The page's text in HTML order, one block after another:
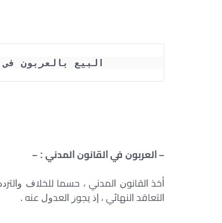
البيع بالعربون فى
– ﺍﻟﻌﺮﺑﻮﻥ ﻓﻲ ﺍﻟﻘﺎﻧﻮﻥ ﺍﻟﻤﺪﻧﻲ : –
ﺃﺧﺬ ﺍﻟﻘﺎﻧﻮﻥ ﺍﻟﻤﺪﻧﻲ ، ﺣﺴﻤﺎ ﻟﻠﺨﻼﻑ
ﺍﻟﺘﻌﺎﻗﺪ ﺍﻟﻨﻬﺎﺋﻲ ، ﺇﺫ ﻳﺠﻮﺯ ﺍﻟﻌﺪﻭﻝ ﻋﻨﻪ .